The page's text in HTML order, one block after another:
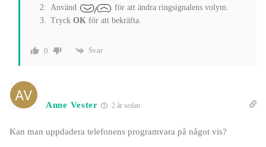
Använd
för att ändra ringsignalens volym.
Tryck OK för att bekräfta.
0 Svar
Anne Vester 2 år sedan
Kan man uppdadera telefonens programvara på något vis?